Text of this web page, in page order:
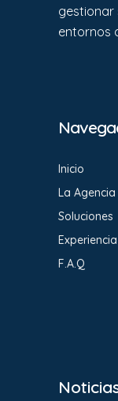
gestionar
entornos
Inicio
La Agencia
Soluciones
Experiencia
F.A.Q